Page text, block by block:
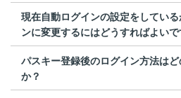
現在自動ログインの設定をしてい
ンに変更するにはどうすればよいで
パスキー登録後のログイン方法は
か？